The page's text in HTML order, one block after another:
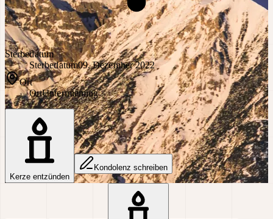
Sterbedatum
Sterbedatum09. Dezember 2022
Ort
OrtUntermieming
Kerze entzünden
Kondolenz schreiben